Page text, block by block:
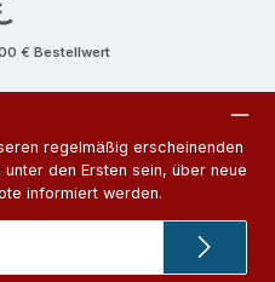
€ Bestellwert
regelmäßig erscheinenden
den Ersten sein, über neue
informiert werden.